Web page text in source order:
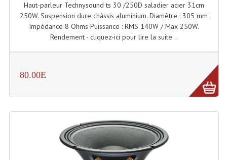
Effets Projection Et Jet De CO2
Machines À Brouillard
Machines À Bulles
Machines À Effet Brouillard
Machines À Fumée Lourde
Haut-parleur Technysound ts 30 /250D saladier acier 31cm
250W. Suspension dure châssis aluminium. Diamètre : 305 mm
Impédance 8 Ohms Puissance : RMS 140W / Max 250W.
Rendement - cliquez-ici pour lire la suite...
80.00E